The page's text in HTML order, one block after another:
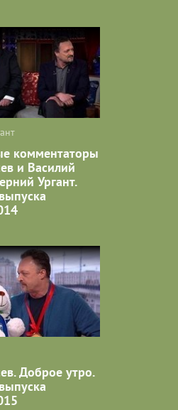
комментаторы
и Василий
Ургант.
Доброе утро.